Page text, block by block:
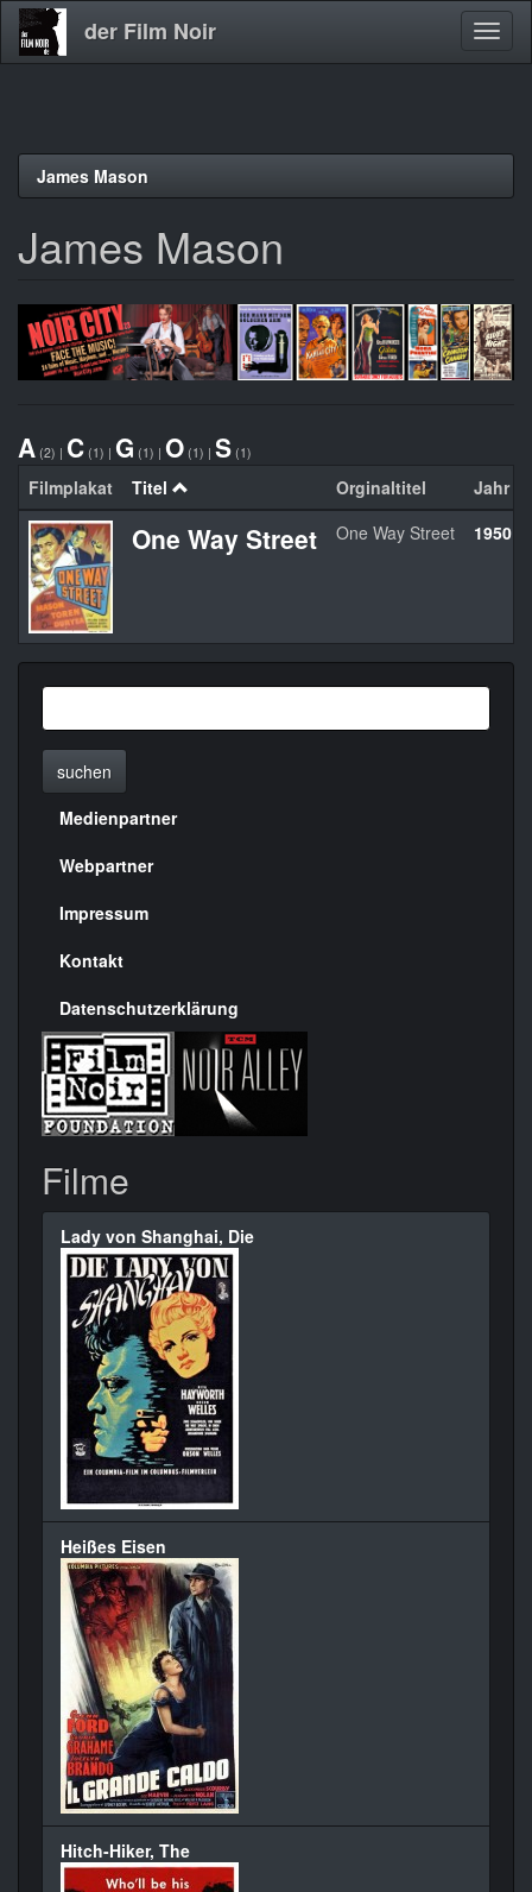
Direkt
der Film Noir
James Mason
James Mason
A (2) | C (1) | G (1) | O (1) | S (1)
Filmplakat Titel Orginaltitel Jahr
One Way Street One Way Street 1950
suchen
Menülinks
rechte
Seite
Medienpartner
Webpartner
Impressum
Kontakt
Datenschutzerklärung
Filme
Lady von Shanghai, Die
Heißes Eisen
Hitch-Hiker, The